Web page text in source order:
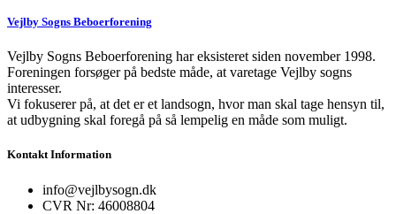
Vejlby Sogns Beboerforening
Vejlby Sogns Beboerforening har eksisteret siden november 1998.
Foreningen forsøger på bedste måde, at varetage Vejlby sogns
interesser.
Vi fokuserer på, at det er et landsogn, hvor man skal tage hensyn til,
at udbygning skal foregå på så lempelig en måde som muligt.
Kontakt Information
info@vejlbysogn.dk
CVR Nr: 46008804